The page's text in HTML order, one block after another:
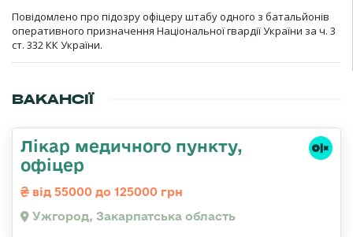
Повідомлено про підозру офіцеру штабу одного з батальйонів
оперативного призначення Національної гвардії України за ч. 3
ст. 332 КК України.
ВАКАНСІЇ
Лікар медичного пункту,
офіцер
від 55000 до 125000 грн
Ужгород, Закарпатська область